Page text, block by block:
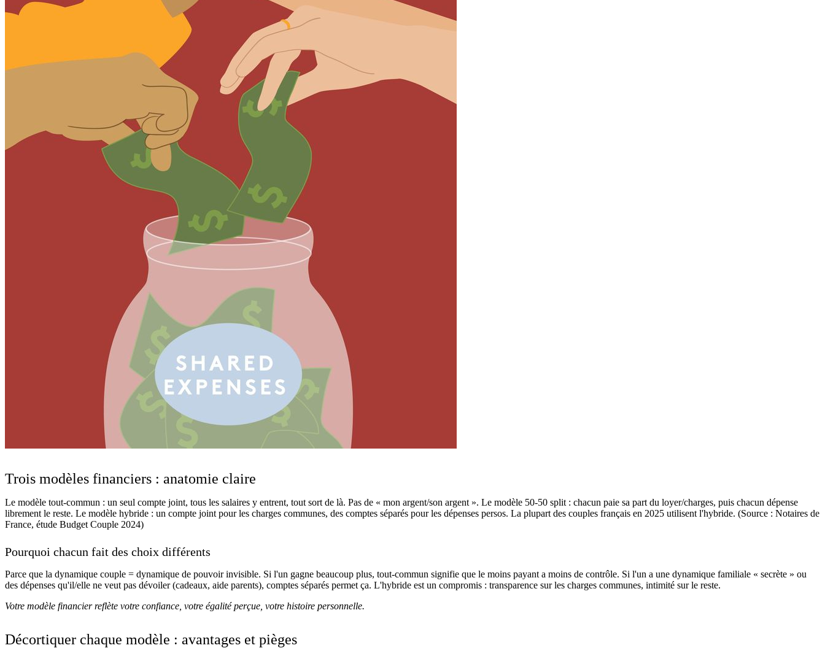
Trois modèles financiers : anatomie claire
Le modèle tout-commun : un seul compte joint, tous les salaires y entrent, tout sort de là. Pas de « mon argent/son argent ». Le modèle 50-50 split : chacun paie sa part du loyer/charges, puis chacun dépense
librement le reste. Le modèle hybride : un compte joint pour les charges communes, des comptes séparés pour les dépenses persos. La plupart des couples français en 2025 utilisent l'hybride. (Source : Notaires de
France, étude Budget Couple 2024)
Pourquoi chacun fait des choix différents
Parce que la dynamique couple = dynamique de pouvoir invisible. Si l'un gagne beaucoup plus, tout-commun signifie que le moins payant a moins de contrôle. Si l'un a une dynamique familiale « secrète » ou
des dépenses qu'il/elle ne veut pas dévoiler (cadeaux, aide parents), comptes séparés permet ça. L'hybride est un compromis : transparence sur les charges communes, intimité sur le reste.
Votre modèle financier reflète votre confiance, votre égalité perçue, votre histoire personnelle.
Décortiquer chaque modèle : avantages et pièges